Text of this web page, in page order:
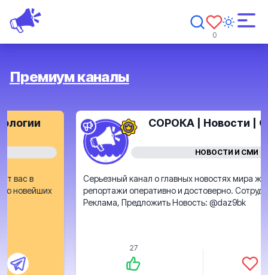
0
Премиум каналы
СОРОКА | Новости | Сегодня
НОВОСТИ И СМИ
Серьезный канал о главных новостях мира журналистики,
репортажи оперативно и достоверно. Сотрудничество,
Реклама, Предложить Новость: @daz9bk